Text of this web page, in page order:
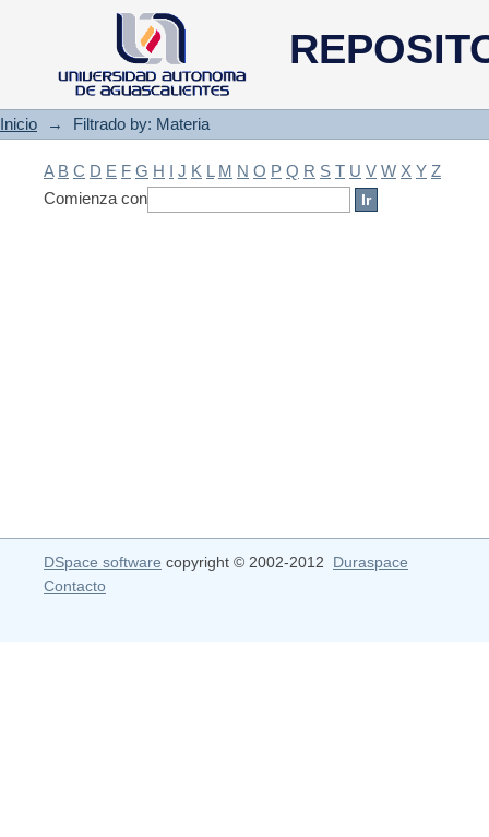
Filtrado by: Materia
Inicio → Filtrado by: Materia
A B C D E F G H I J K L M N O P Q R S T U V W X Y Z
Comienza con
DSpace software copyright © 2002-2012 Duraspace
Contacto